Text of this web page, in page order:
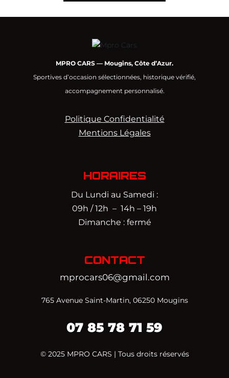
MPRO CARS — Mougins, Côte d’Azur.
Sportives d’occasion sélectionnées, historique vérifié,
accompagnement personnalisé.
Politique Confidentialité
Mentions Légales
HORAIRES
Du Lundi au Samedi :
09h / 12h – 14h – 19h
Dimanche : fermé
CONTACT
mprocars06@gmail.com
765 Avenue Saint-Martin, 06250 Mougins
07 85 78 71 59‬
© 2025 MPRO CARS | Tous droits réservés